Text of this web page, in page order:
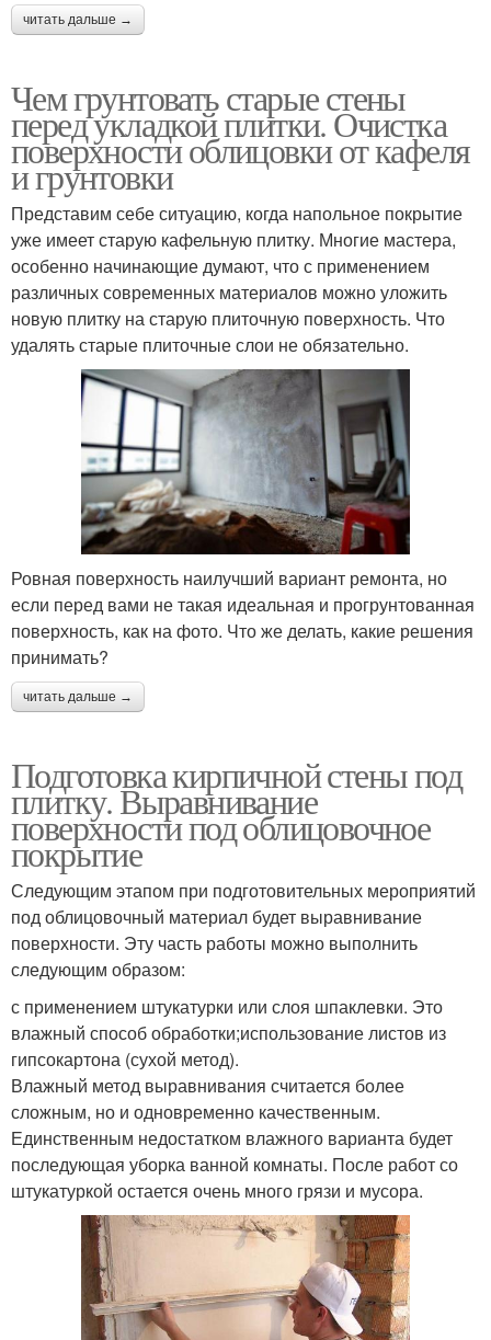
читать дальше →
Чем грунтовать старые стены
перед укладкой плитки. Очистка
поверхности облицовки от кафеля
и грунтовки
Представим себе ситуацию, когда напольное покрытие
уже имеет старую кафельную плитку. Многие мастера,
особенно начинающие думают, что с применением
различных современных материалов можно уложить
новую плитку на старую плиточную поверхность. Что
удалять старые плиточные слои не обязательно.
Ровная поверхность наилучший вариант ремонта, но
если перед вами не такая идеальная и прогрунтованная
поверхность, как на фото. Что же делать, какие решения
принимать?
читать дальше →
Подготовка кирпичной стены под
плитку. Выравнивание
поверхности под облицовочное
покрытие
Следующим этапом при подготовительных мероприятий
под облицовочный материал будет выравнивание
поверхности. Эту часть работы можно выполнить
следующим образом:
с применением штукатурки или слоя шпаклевки. Это
влажный способ обработки;использование листов из
гипсокартона (сухой метод).
Влажный метод выравнивания считается более
сложным, но и одновременно качественным.
Единственным недостатком влажного варианта будет
последующая уборка ванной комнаты. После работ со
штукатуркой остается очень много грязи и мусора.